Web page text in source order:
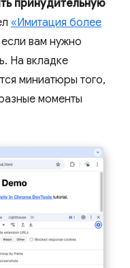
принудительную
«Имитация более
если вам нужно
На вкладке
миниатюры того,
моменты